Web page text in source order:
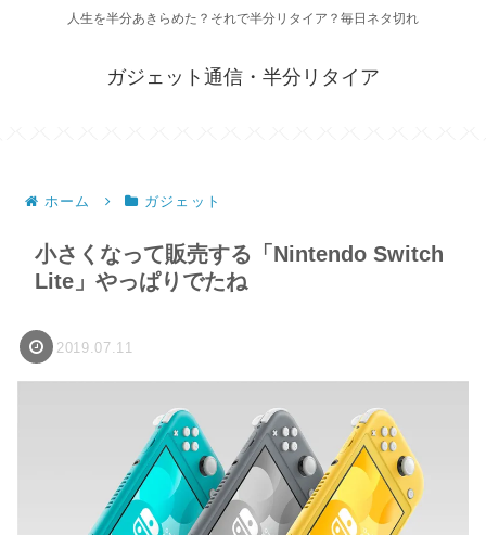
人生を半分あきらめた？それで半分リタイア？毎日ネタ切れ
ガジェット通信・半分リタイア
ホーム ガジェット
小さくなって販売する「Nintendo Switch
Lite」やっぱりでたね
2019.07.11